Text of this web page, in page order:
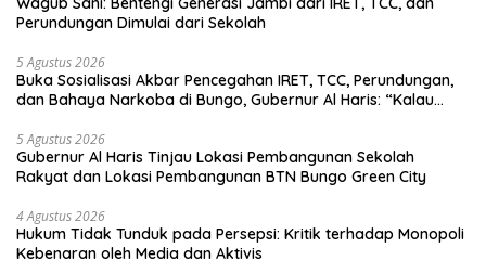
Perundungan Dimulai dari Sekolah
5 Agustus 2026
Buka Sosialisasi Akbar Pencegahan IRET, TCC, Perundungan,
dan Bahaya Narkoba di Bungo, Gubernur Al Haris: “Kalau
tangan”
5 Agustus 2026
Gubernur Al Haris Tinjau Lokasi Pembangunan Sekolah
Rakyat dan Lokasi Pembangunan BTN Bungo Green City
4 Agustus 2026
Hukum Tidak Tunduk pada Persepsi: Kritik terhadap Monopoli
Kebenaran oleh Media dan Aktivis